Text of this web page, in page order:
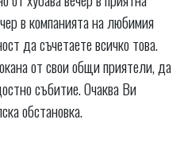
в компанията на любимия
да съчетаете всичко това.
от свои общи приятели, да
събитие. Очаква Ви
обстановка.